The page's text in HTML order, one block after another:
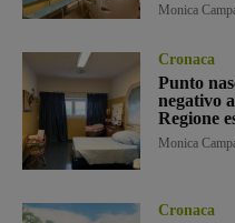
Monica
Cronaca
Punto
negativo
Regione
Monica
Cronaca